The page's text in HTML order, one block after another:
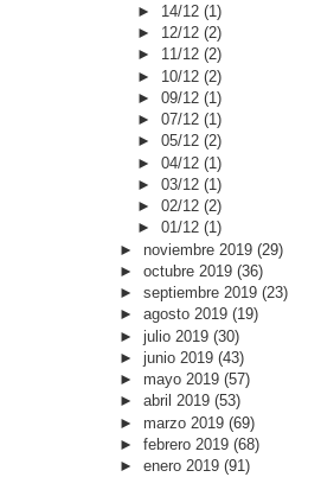
► 14/12(1)
► 12/12(2)
► 11/12(2)
► 10/12(2)
►09/12(1)
►07/12(1)
►05/12(2)
►04/12(1)
►03/12(1)
►02/12(2)
►01/12(1)
► noviembre 2019 (29)
► octubre 2019 (36)
► septiembre 2019 (23)
► agosto 2019 (19)
► julio 2019 (30)
► junio 2019 (43)
► mayo 2019 (57)
► abril 2019 (53)
► marzo 2019 (69)
► febrero 2019 (68)
► enero 2019 (91)